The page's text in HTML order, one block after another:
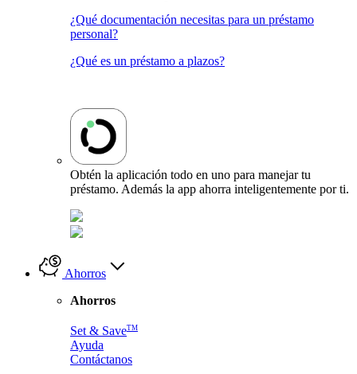
¿Qué documentación necesitas para un préstamo
personal?
¿Qué es un préstamo a plazos?
Obtén la aplicación todo en uno para manejar tu
préstamo. Además la app ahorra inteligentemente por ti.
Ahorros
Ahorros
Set & SaveTM
Ayuda
Contáctanos